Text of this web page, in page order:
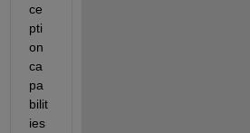
ce
pti
on
ca
pa
bilit
ies